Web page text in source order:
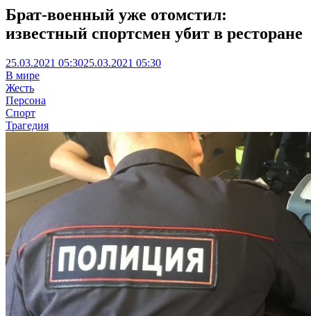
Брат-военный уже отомстил:
известный спортсмен убит в ресторане
25.03.2021 05:3025.03.2021 05:30
В мире
Жесть
Персона
Спорт
Трагедия